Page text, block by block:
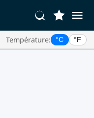
Température: °C °F